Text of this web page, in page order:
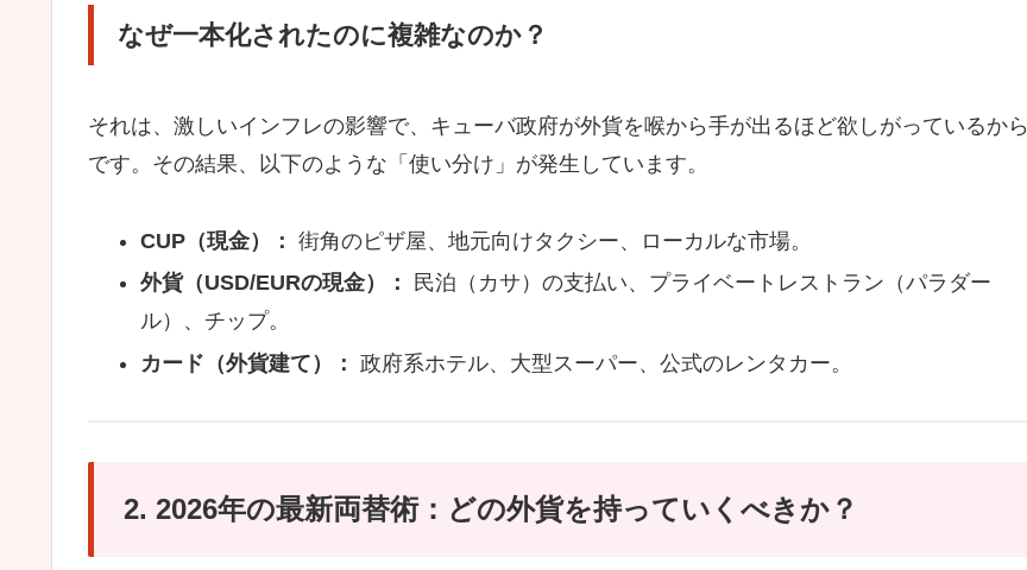
なぜ一本化されたのに複雑なのか？
それは、激しいインフレの影響で、キューバ政府が外貨を喉から手が出るほど欲しがっているから
です。その結果、以下のような「使い分け」が発生しています。
CUP（現金）： 街角のピザ屋、地元向けタクシー、ローカルな市場。
外貨（USD/EURの現金）：
民泊（カサ）の支払い、プライベートレストラン（パラダー
ル）、チップ。
カード（外貨建て）： 政府系ホテル、大型スーパー、公式のレンタカー。
2. 2026年の最新両替術：どの外貨を持っていくべきか？